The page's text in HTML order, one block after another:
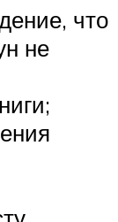
что
не